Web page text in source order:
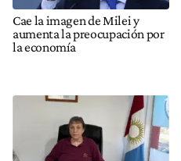
Cae la imagen de Milei y
aumenta la preocupación por
la economía